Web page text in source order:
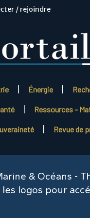
/ rejoindre
Énergie
Ressources –
Revue de
& Océans -
logos pour